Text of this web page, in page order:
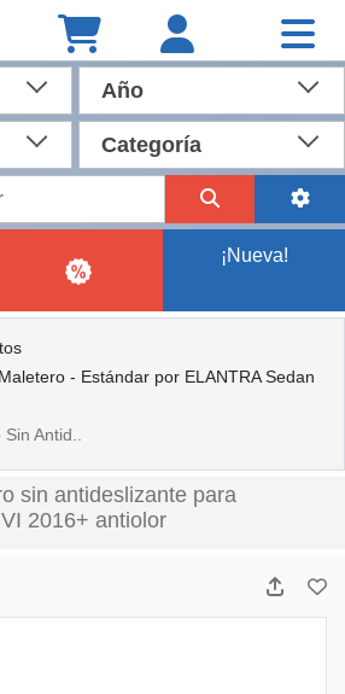
Año
Categoría
¡Nueva!
- Estándar por ELANTRA Sedan
Antid..
sin antideslizante para
2016+ antiolor